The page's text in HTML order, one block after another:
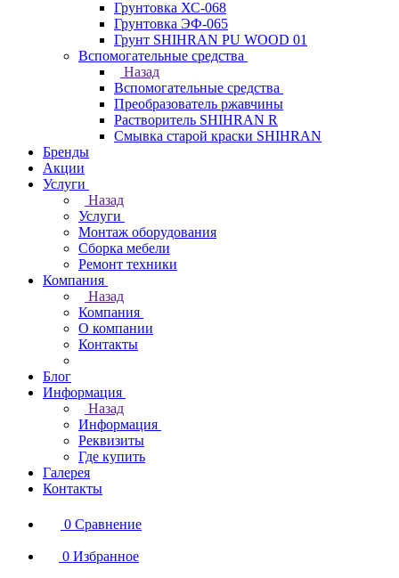
Грунтовка ХС-068
Грунтовка ЭФ-065
Грунт SHIHRAN PU WOOD 01
Вспомогательные средства
Назад
Вспомогательные средства
Преобразователь ржавчины
Растворитель SHIHRAN R
Смывка старой краски SHIHRAN
Бренды
Акции
Услуги
Назад
Услуги
Монтаж оборудования
Сборка мебели
Ремонт техники
Компания
Назад
Компания
О компании
Контакты
Блог
Информация
Назад
Информация
Реквизиты
Где купить
Галерея
Контакты
0 Сравнение
0 Избранное